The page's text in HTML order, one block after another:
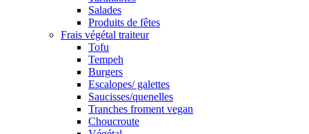
Salades
Produits de fêtes
Frais végétal traiteur
Tofu
Tempeh
Burgers
Escalopes/ galettes
Saucisses/quenelles
Tranches froment vegan
Choucroute